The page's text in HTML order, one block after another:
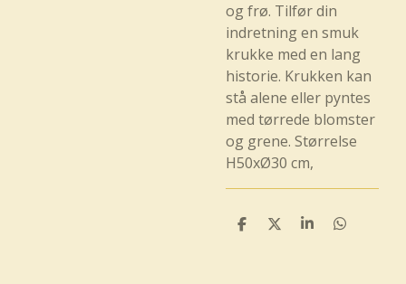
og frø. Tilfør din
indretning en smuk
krukke med en lang
historie. Krukken kan
stå alene eller pyntes
med tørrede blomster
og grene. Størrelse
H50xØ30 cm,
D
D
D
D